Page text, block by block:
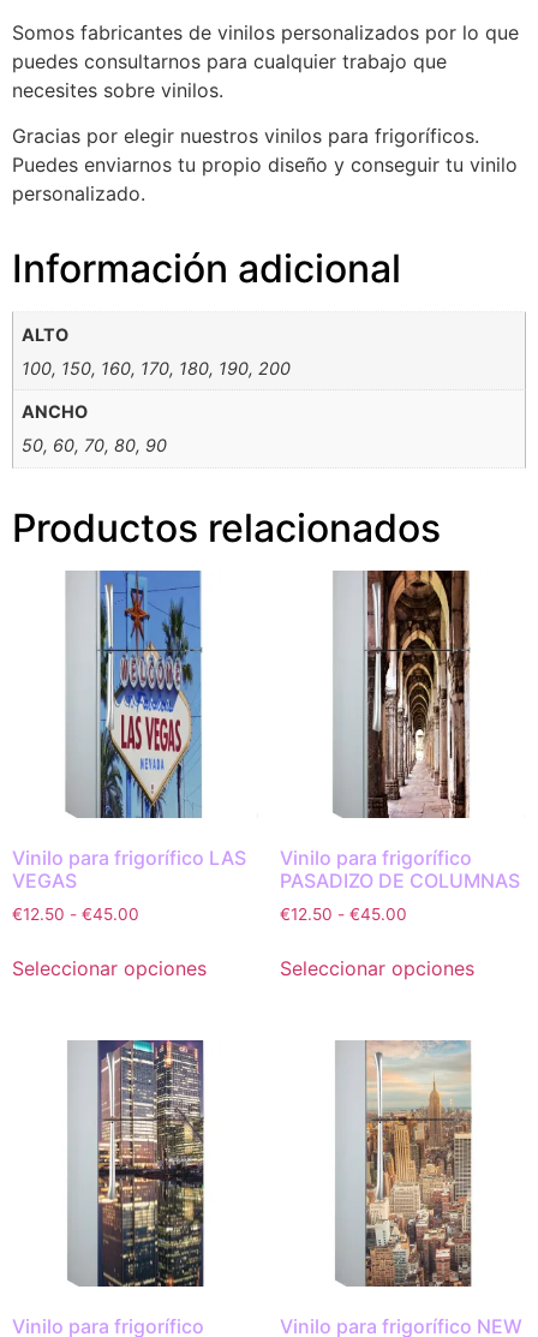
Somos fabricantes de vinilos personalizados por lo que
puedes consultarnos para cualquier trabajo que
necesites sobre vinilos.
Gracias por elegir nuestros vinilos para frigoríficos.
Puedes enviarnos tu propio diseño y conseguir tu vinilo
personalizado.
Información adicional
ALTO
100, 150, 160, 170, 180, 190, 200
ANCHO
50, 60, 70, 80, 90
Productos relacionados
Vinilo para frigorífico LAS
VEGAS
€12.50 - €45.00
Seleccionar opciones
Vinilo para frigorífico
PASADIZO DE COLUMNAS
€12.50 - €45.00
Seleccionar opciones
Vinilo para frigorífico
Vinilo para frigorífico NEW